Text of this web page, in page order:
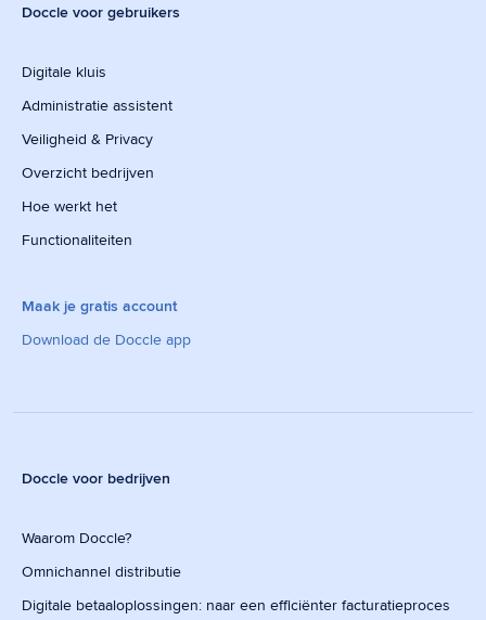
Doccle voor gebruikers
Digitale kluis
Administratie assistent
Veiligheid & Privacy
Overzicht bedrijven
Hoe werkt het
Functionaliteiten
Maak je gratis account
Download de Doccle app
Doccle voor bedrijven
Waarom Doccle?
Omnichannel distributie
Digitale betaaloplossingen: naar een efficiënter facturatieproces